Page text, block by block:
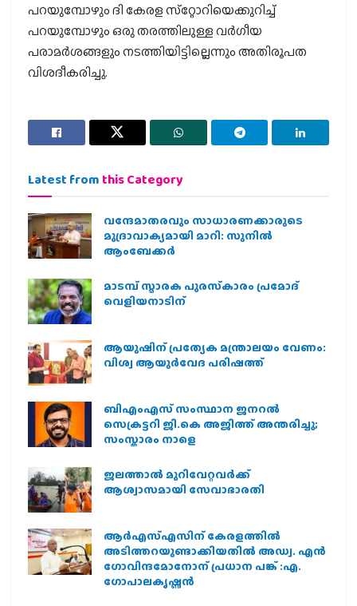
പറയുമ്പോഴും ദി കേരള സ്‌റ്റോറിയെക്കുറിച്ച്
പറയുമ്പോഴും ഒരു തരത്തിലുള്ള വര്‍ഗീയ
പരാമര്‍ശങ്ങളും നടത്തിയിട്ടില്ലെന്നും അതിരൂപത
വിശദീകരിച്ചു.
Latest from this Category
വന്ദേമാതരവും സാധാരണക്കാരുടെ
മുദ്രാവാക്യമായി മാറി: സുനിൽ
ആംബേക്കർ
മാടമ്പ് സ്മാരക പുരസ്‌കാരം പ്രമോദ്
വെളിയനാടിന്
ആയുഷിന് പ്രത്യേക മന്ത്രാലയം വേണം:
വിശ്വ ആയുര്‍വേദ പരിഷത്ത്
ബിഎംഎസ് സംസ്ഥാന ജനറൽ
സെക്രട്ടറി ജി.കെ അജിത്ത് അന്തരിച്ചു;
സംസ്കാരം നാളെ
ജലത്താല്‍ മുറിവേറ്റവര്‍ക്ക്
ആശ്വാസമായി സേവാഭാരതി
ആര്‍എസ്എസിന് കേരളത്തില്‍
അടിത്തറയുണ്ടാക്കിയതില്‍ അഡ്വ. എന്‍
ഗോവിന്ദമോനോന് പ്രധാന പങ്ക് :എ.
ഗോപാലകൃഷ്ണന്‍